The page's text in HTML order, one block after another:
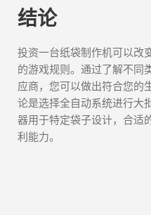
结论
投资一台纸袋制作机可以改
的游戏规则。通过了解不同
应商，您可以做出符合您的
论是选择全自动系统进行大
器用于特定袋子设计，合适
利能力。